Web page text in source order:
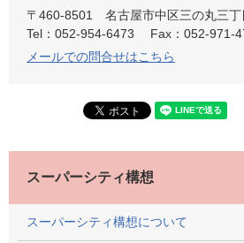
〒460-8501
名古屋市中区三の丸三
Tel：052-954-6473
Fax：052-971-
メールでの問合せはこちら
スーパーシティ構想
スーパーシティ構想について